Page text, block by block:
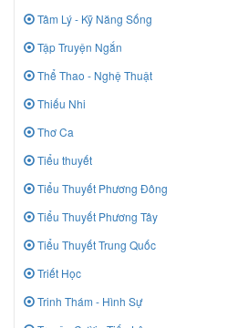
Tâm Lý - Kỹ Năng Sống
Tập Truyện Ngắn
Thể Thao - Nghệ Thuật
Thiếu Nhi
Thơ Ca
Tiểu thuyết
Tiểu Thuyết Phương Đông
Tiểu Thuyết Phương Tây
Tiểu Thuyết Trung Quốc
Triết Học
Trinh Thám - Hình Sự